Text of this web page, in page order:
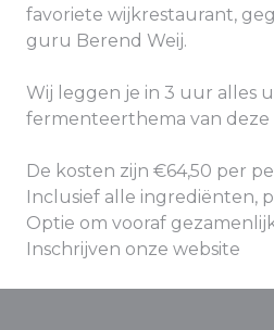
favoriete wijkrestaurant,
guru Berend Weij.
Wij leggen je in 3 uur alles
fermenteerthema van deze
De kosten zijn €64,50 per
Inclusief alle ingrediënten,
Optie om vooraf
Inschrijven onze website